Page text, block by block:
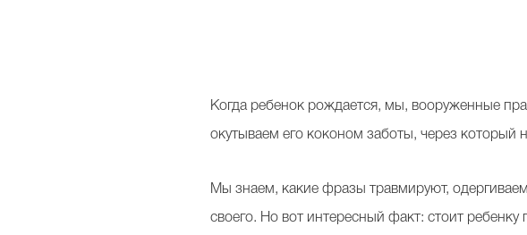
Когда ребенок рождается, мы, вооруженные
окутываем его коконом заботы, через который
Мы знаем, какие фразы травмируют,
своего. Но вот интересный факт: стоит